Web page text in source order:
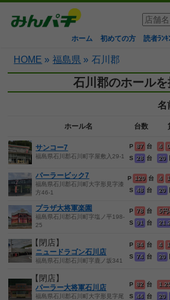
ホーム 初めての方 読者ﾗﾝｷ
HOME » 福島県 » 石川郡
石川郡のホール
名
ホール名 台数
サンコー7
福島県石川郡石川町字屋敷入29-1
P 87 台
S
28 台
4
20
パーラービック7
福島県石川郡石川町大字形見字漆
方46-1
P 120 台
S 48 台
4 1
20
プラザ大将軍楽園
福島県石川郡石川町字塩ノ平198-
25
P 78 台
S 91 台
5円
【閉店】
ニュードラゴン石川店
福島県石川郡石川町字鹿ノ坂341
P 84 台
S 74 台
4 1
20
【閉店】
パーラー大将軍石川店
福島県石川郡石川町大字形見字尾
P 82 台
S 44 台
20